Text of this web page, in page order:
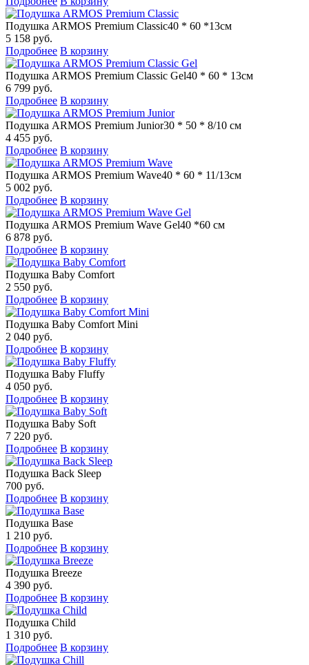
Подушка ARMOS Premium Classic40 * 60 *13см
5 158 руб.
Подробнее В корзину
Подушка ARMOS Premium Classic Gel40 * 60 * 13см
6 799 руб.
Подробнее В корзину
Подушка ARMOS Premium Junior30 * 50 * 8/10 см
4 455 руб.
Подробнее В корзину
Подушка ARMOS Premium Wave40 * 60 * 11/13см
5 002 руб.
Подробнее В корзину
Подушка ARMOS Premium Wave Gel40 *60 см
6 878 руб.
Подробнее В корзину
Подушка Baby Comfort
2 550 руб.
Подробнее В корзину
Подушка Baby Comfort Mini
2 040 руб.
Подробнее В корзину
Подушка Baby Fluffy
4 050 руб.
Подробнее В корзину
Подушка Baby Soft
7 220 руб.
Подробнее В корзину
Подушка Back Sleep
700 руб.
Подробнее В корзину
Подушка Base
1 210 руб.
Подробнее В корзину
Подушка Breeze
4 390 руб.
Подробнее В корзину
Подушка Child
1 310 руб.
Подробнее В корзину